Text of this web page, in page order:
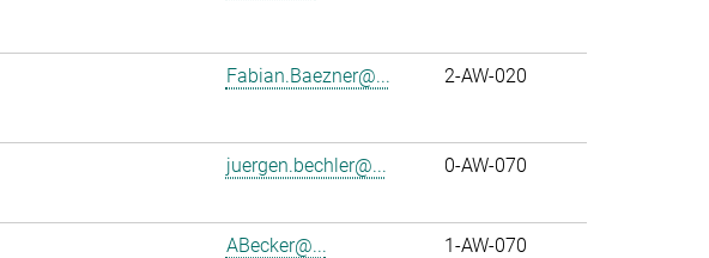
Fabian.Baezner@... 2-AW-020
juergen.bechler@... 0-AW-070
ABecker@... 1-AW-070